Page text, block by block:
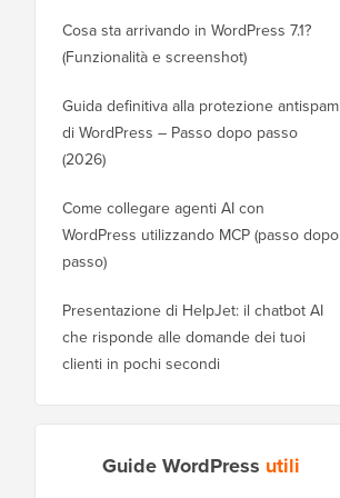
Cosa sta arrivando in WordPress 7.1?
(Funzionalità e screenshot)
Guida definitiva alla protezione antispam
di WordPress – Passo dopo passo
(2026)
Come collegare agenti AI con
WordPress utilizzando MCP (passo dopo
passo)
Presentazione di HelpJet: il chatbot AI
che risponde alle domande dei tuoi
clienti in pochi secondi
Guide WordPress utili